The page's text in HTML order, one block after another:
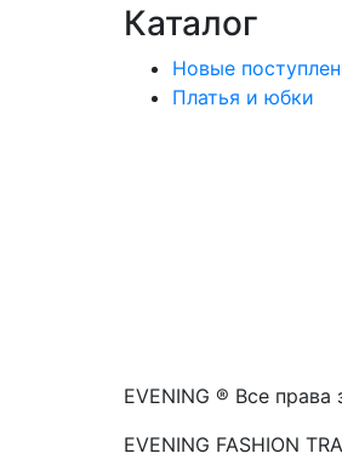
Каталог
Новые
Платья и юбки
EVENING ® Все
EVENING FASHION